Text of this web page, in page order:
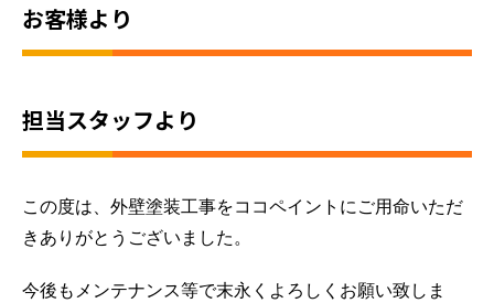
お客様より
担当スタッフより
この度は、外壁塗装工事をココペイントにご用命いただ
きありがとうございました。
今後もメンテナンス等で末永くよろしくお願い致しま